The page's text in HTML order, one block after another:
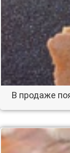
В продаже